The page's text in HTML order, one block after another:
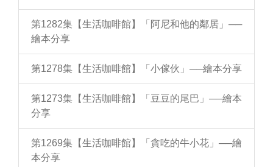
第1282集【生活咖啡館】「阿尼和他的鄰居」──
繪本分享
第1278集【生活咖啡館】「小傢伙」──繪本分享
第1273集【生活咖啡館】「豆豆的尾巴」──繪本
分享
第1269集【生活咖啡館】「貪吃的牛小花」──繪
本分享